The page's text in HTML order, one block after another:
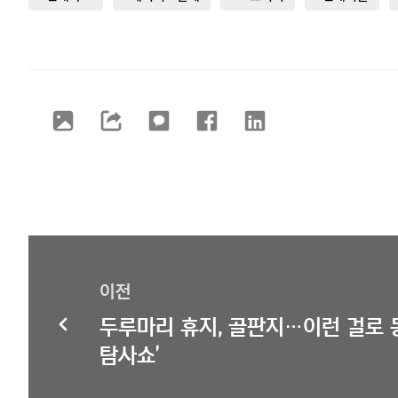
이전
두루마리 휴지, 골판지…이런 걸로
탐사쇼’